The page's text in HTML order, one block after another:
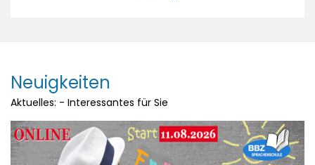
Neuigkeiten
Aktuelles: - Interessantes für Sie